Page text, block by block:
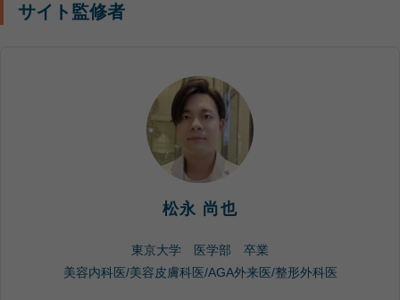
サイト監修者
松永 尚也
東京大学 医学部 卒業
美容内科医/美容皮膚科医/AGA外来医/整形外科医